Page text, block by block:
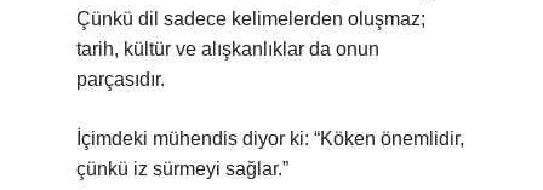
Çünkü dil sadece kelimelerden oluşmaz;
tarih, kültür ve alışkanlıklar da onun
parçasıdır.
İçimdeki mühendis diyor ki: “Köken önemlidir,
çünkü iz sürmeyi sağlar.”